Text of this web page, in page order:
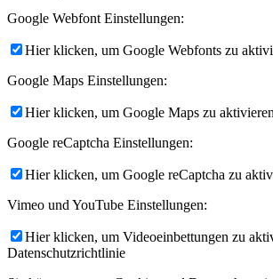
Google Webfont Einstellungen:
Hier klicken, um Google Webfonts zu
Google Maps Einstellungen:
Hier klicken, um Google Maps zu
Google reCaptcha Einstellungen:
Hier klicken, um Google reCaptcha zu
Vimeo und YouTube Einstellungen:
Hier klicken, um Videoeinbettungen zu
Datenschutzrichtlinie